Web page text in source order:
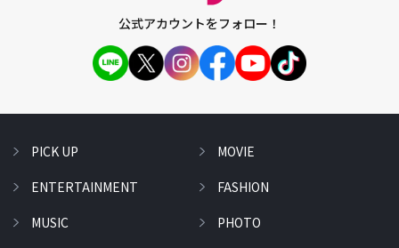
公式アカウントをフォロー！
PICK UP
ENTERTAINMENT
MUSIC
MOVIE
FASHION
PHOTO